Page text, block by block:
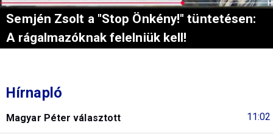
Semjén Zsolt a "Stop Önkény!" tüntetésen:
A rágalmazóknak felelniük kell!
Hírnapló
11:02
Magyar Péter választott